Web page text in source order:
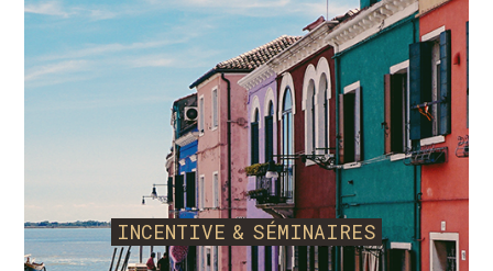
INCENTIVE & SÉMINAIRES
applicables pour toutes commandes
postérieures.DTOUR
Peut être amené à
modifier ponctuellement certaines dispositions
de ces CGV ; aussi il vous est conseillé de les lire
avant toute validation de commande. L’utilisateur
accepte sans réserve l’intégralité des dispositions
contenues dans les présentes CGV.